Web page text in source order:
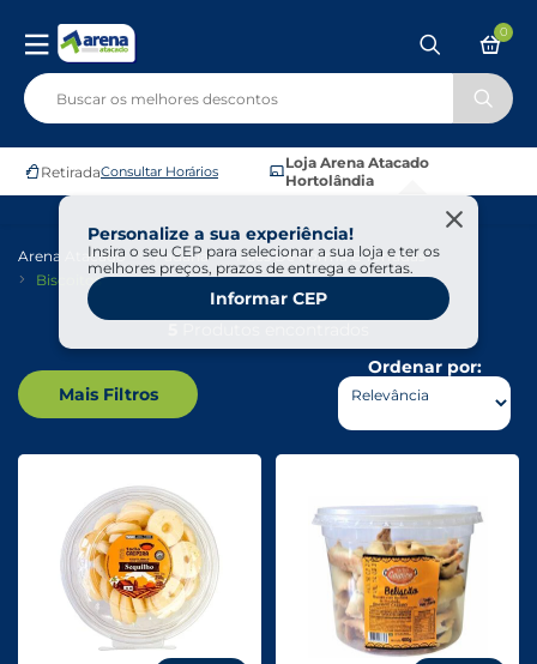
RetiradaConsultar Horários
Loja Arena Atacado
Hortolândia
Personalize a sua experiência!
Insira o seu CEP para selecionar a sua loja e ter os
melhores preços, prazos de entrega e ofertas.
Informar CEP
0
Arena Atacado Padaria
Pães De Forma E Torradas
Biscoitos
Mais Filtros
Ordenar por: